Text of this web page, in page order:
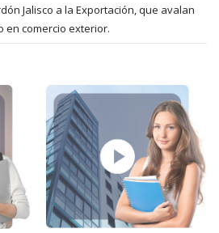
Jalisco a la Exportación, que avalan
en comercio exterior.